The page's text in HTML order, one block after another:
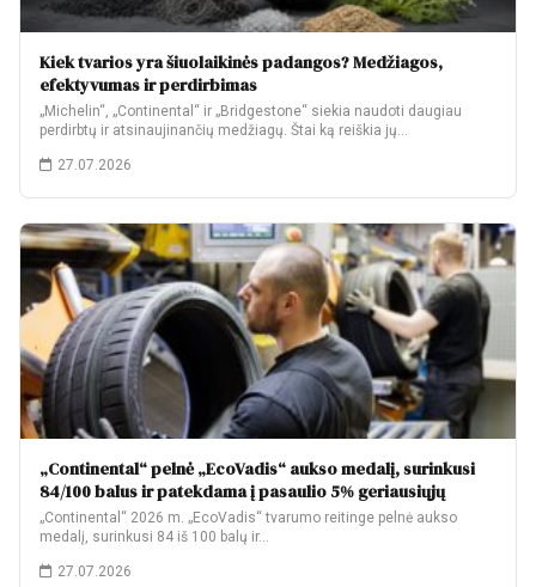
Kiek tvarios yra šiuolaikinės padangos? Medžiagos,
efektyvumas ir perdirbimas
„Michelin“, „Continental“ ir „Bridgestone“ siekia naudoti daugiau
perdirbtų ir atsinaujinančių medžiagų. Štai ką reiškia jų…
27.07.2026
„Continental“ pelnė „EcoVadis“ aukso medalį, surinkusi
84/100 balus ir patekdama į pasaulio 5% geriausiųjų
„Continental“ 2026 m. „EcoVadis“ tvarumo reitinge pelnė aukso
medalį, surinkusi 84 iš 100 balų ir…
27.07.2026